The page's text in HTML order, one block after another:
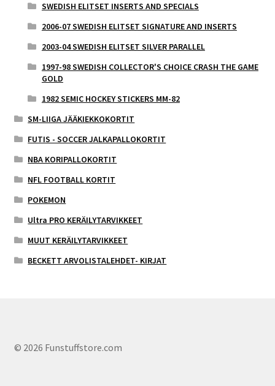
SWEDISH ELITSET INSERTS AND SPECIALS
2006-07 SWEDISH ELITSET SIGNATURE AND INSERTS
2003-04 SWEDISH ELITSET SILVER PARALLEL
1997-98 SWEDISH COLLECTOR'S CHOICE CRASH THE GAME
GOLD
1982 SEMIC HOCKEY STICKERS MM-82
SM-LIIGA JÄÄKIEKKOKORTIT
FUTIS - SOCCER JALKAPALLOKORTIT
NBA KORIPALLOKORTIT
NFL FOOTBALL KORTIT
POKEMON
Ultra PRO KERÄILYTARVIKKEET
MUUT KERÄILYTARVIKKEET
BECKETT ARVOLISTALEHDET- KIRJAT
© 2026 Funstuffstore.com